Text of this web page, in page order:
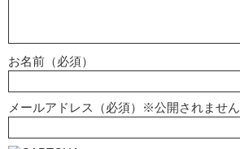
お名前（必須）
メールアドレス（必須）※公開されません